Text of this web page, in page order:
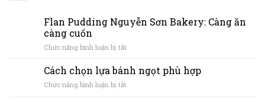
Flan Pudding Nguyễn Sơn Bakery: Càng ăn
càng cuốn
Chức năng bình luận bị tắt
Pudding
Nguyễn
Sơn
Cách chọn lựa bánh ngọt phù hợp
Chức năng bình luận bị tắt